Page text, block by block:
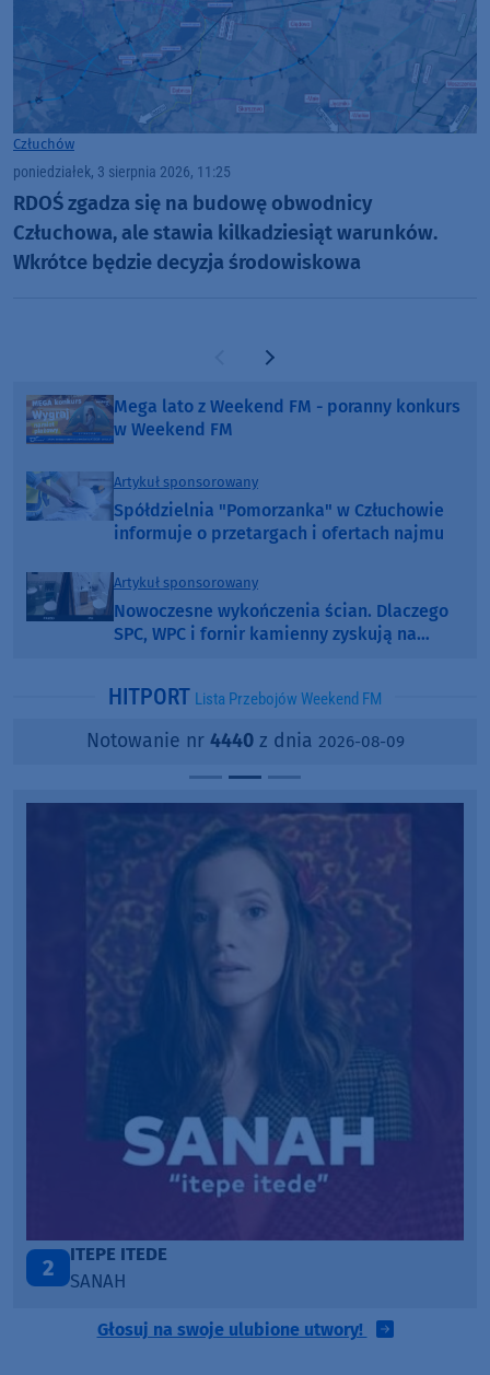
Człuchów
poniedziałek, 3 sierpnia 2026, 11:25
RDOŚ zgadza się na budowę obwodnicy
Człuchowa, ale stawia kilkadziesiąt warunków.
Wkrótce będzie decyzja środowiskowa
Poprzednia strona
Następna strona
Mega lato z Weekend FM - poranny konkurs
w Weekend FM
Artykuł sponsorowany
Spółdzielnia "Pomorzanka" w Człuchowie
informuje o przetargach i ofertach najmu
Artykuł sponsorowany
Nowoczesne wykończenia ścian. Dlaczego
SPC, WPC i fornir kamienny zyskują na
HITPORT Lista Przebojów Weekend FM
Notowanie nr 4440z dnia 2026-08-09
3
ONE CALL AWAY
LOUD LUXURY
Głosuj na swoje ulubione utwory!